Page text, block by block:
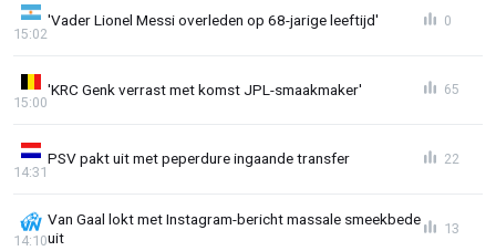
'Vader Lionel Messi overleden op 68-jarige leeftijd'
15:02
0
'KRC Genk verrast met komst JPL-smaakmaker'
15:00
65
PSV pakt uit met peperdure ingaande transfer
14:31
22
Van Gaal lokt met Instagram-bericht massale smeekbede
uit
14:10
13